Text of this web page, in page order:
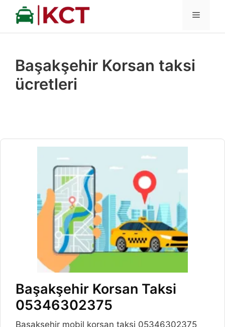
İçeriğe
MENÜ
Başakşehir Korsan taksi
ücretleri
Başakşehir Korsan Taksi
05346302375
Başakşehir mobil korsan taksi 05346302375